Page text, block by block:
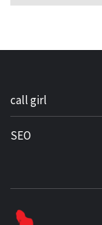
call girl
SEO